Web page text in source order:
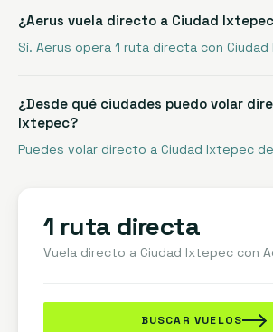
¿Aerus vuela directo a Ciudad
Sí. Aerus opera 1 ruta directa con
¿Desde qué ciudades puedo volar
Ixtepec?
Puedes volar directo a Ciudad Ixtepec
1 ruta directa
Vuela directo a Ciudad Ixtepec con
BUSCAR VUELOS